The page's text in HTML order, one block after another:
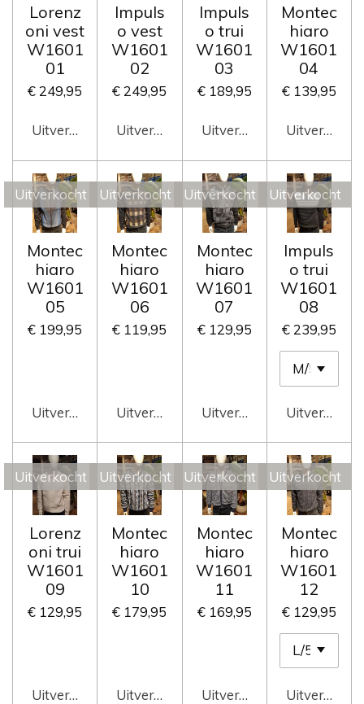
Lorenz
oni vest
W1601
01
€ 249,95
Uitverkocht
Impuls
o vest
W1601
02
€ 249,95
Uitverkocht
Impuls
o trui
W1601
03
€ 189,95
Uitverkocht
Montec
hiaro
W1601
04
€ 139,95
Uitverkocht
Uitverkocht
Montec
hiaro
W1601
05
€ 199,95
Uitverkocht
Uitverkocht
Montec
hiaro
W1601
06
€ 119,95
Uitverkocht
Uitverkocht
Montec
hiaro
W1601
07
€ 129,95
Uitverkocht
Uitverkocht
Impuls
o trui
W1601
08
€ 239,95
Uitverkocht
Uitverkocht
Lorenz
oni trui
W1601
09
€ 129,95
Uitverkocht
Uitverkocht
Montec
hiaro
W1601
10
€ 179,95
Uitverkocht
Uitverkocht
Montec
hiaro
W1601
11
€ 169,95
Uitverkocht
Uitverkocht
Montec
hiaro
W1601
12
€ 129,95
Uitverkocht